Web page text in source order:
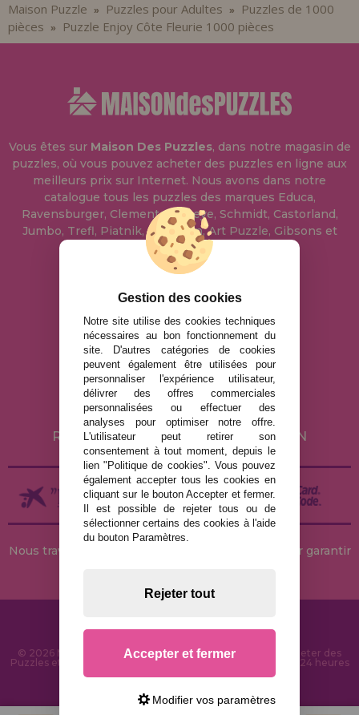
Maison Puzzle » Puzzles pour Adultes »
Puzzles de 1000
pièces » Puzzle Enjoy Côte Fleurie 1000 pièces
Vous êtes sur Maison Des Puzzles, dans notre magasin de
puzzles, où vous pouvez acheter des puzzles en ligne aux
meilleurs prix sur Internet. Nous avons dans notre
catalogue tous les puzzles des marques Educa,
Ravensburger, Clementoni, Heye, Schmidt, Castorland,
Jumbo, Trefl, Piatnik, Anatolian, Art Puzzle, Gibsons et
bien d'autres.
info@maisondespuzzles.fr
MENTIONS LÉGALES
POLITIQUE DE CONFIDENTIALITÉ
POLITIQUE DE COOKIES
LIVRAISON ET RETOUR
RETOURS / DROIT DE RÉTRACTATION
Nous travaillons avec des stocks permanents pour garantir
© 2026 MaisonDesPuzzles.fr - Boutique en ligne pour acheter des
Puzzles et des Casse-têtes sur Internet. Livraison rapide en 24 heures
Gestion des cookies
Notre site utilise des cookies techniques
nécessaires au bon fonctionnement du
site. D'autres catégories de cookies
peuvent également être utilisées pour
personnaliser l'expérience utilisateur,
délivrer des offres commerciales
personnalisées ou effectuer des
analyses pour optimiser notre offre.
L'utilisateur peut retirer son
consentement à tout moment, depuis le
lien "Politique de cookies". Vous pouvez
également accepter tous les cookies en
cliquant sur le bouton Accepter et fermer.
Il est possible de rejeter tous ou de
sélectionner certains des cookies à l'aide
du bouton Paramètres.
Rejeter tout
Accepter et fermer
Modifier vos paramètres